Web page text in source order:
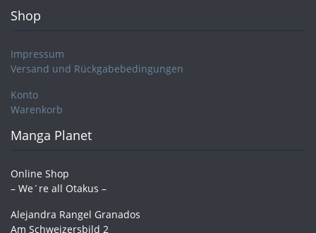
Shop
Impressum
Versand und Rückgabebedingungen
Konto
Warenkorb
Manga Planet
Online Shop
– We´re all Otakus –
Alejandra Rangel Granados
Am Schweizersbild 2